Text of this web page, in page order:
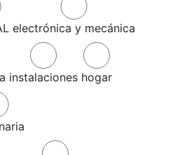
electrónica y mecánica
instalaciones hogar